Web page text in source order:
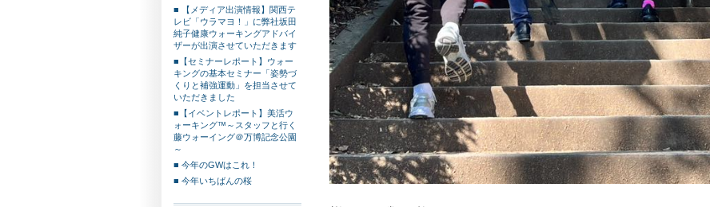
■ 【メディア出演情報】関西テ
レビ「ウラマヨ！」に弊社坂田
純子健康ウォーキングアドバイ
ザーが出演させていただきます
■【セミナーレポート】ウォー
キングの基本セミナー「姿勢づ
くりと補強運動」を担当させて
いただきました
■【イベントレポート】美活ウ
ォーキング™～スタッフと行く
藤ウォーイング＠万博記念公園
～
■ 今年のGWはこれ！
■ 今年いちばんの桜